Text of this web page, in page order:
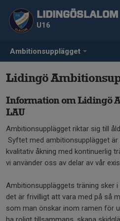
Ambitionsupplägget
LIDINGÖSLALOM
U16
Lidingö
Information om Lidingö
LAU
Ambitionsupplägget riktar sig till
Syftet med ambitionsupplägget
kvalitativ åkning med kontinuerlig
vi använder oss av delar av vår
Ambitionsuppläggets träning sker
det är frivilligt att vara med på så
som man önskar inom ramen för